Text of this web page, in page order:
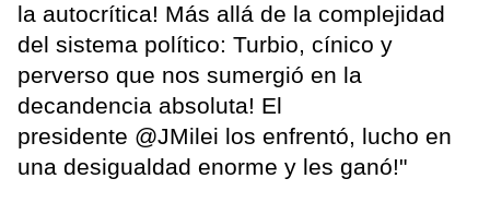
la autocrítica! Más allá de la complejidad
del sistema político: Turbio, cínico y
perverso que nos sumergió en la
decandencia absoluta! El
presidente @JMilei los enfrentó, lucho en
una desigualdad enorme y les ganó!"